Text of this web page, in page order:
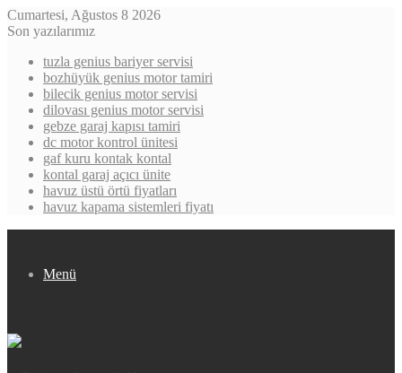
Cumartesi, Ağustos 8 2026
Son yazılarımız
tuzla genius bariyer servisi
bozhüyük genius motor tamiri
bilecik genius motor servisi
dilovası genius motor servisi
gebze garaj kapısı tamiri
dc motor kontrol ünitesi
gaf kuru kontak kontal
kontal garaj açıcı ünite
havuz üstü örtü fiyatları
havuz kapama sistemleri fiyatı
Menü